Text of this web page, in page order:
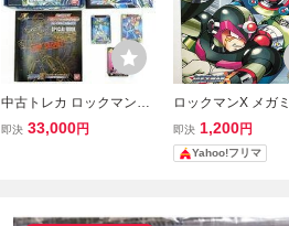
中古トレカ ロックマンX
＆ロックマンXメガミッシ
即決 33,000円
ロックマンX メガ
ョン ジャンボカー
Ｎｏ．3
即決 1,200円
Yahoo!フリマ